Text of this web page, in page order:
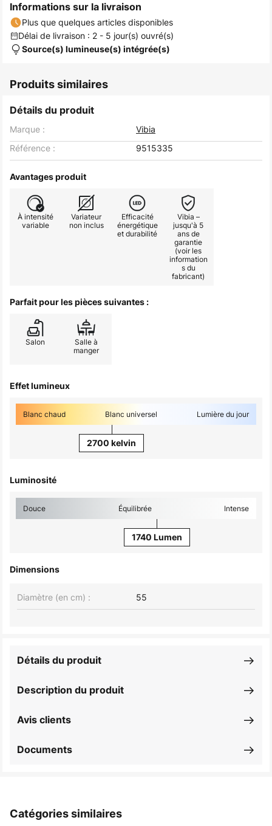
Informations sur la livraison
Plus que quelques articles disponibles
Délai de livraison : 2 - 5 jour(s) ouvré(s)
Source(s) lumineuse(s) intégrée(s)
Produits similaires
Détails du produit
Marque :
Vibia
Référence :
9515335
Avantages produit
À intensité
variable
Variateur
non inclus
Efficacité
énergétique
et durabilité
Vibia –
jusqu'à 5
ans de
garantie
(voir les
information
s du
fabricant)
Parfait pour les pièces suivantes :
Salon
Salle à
manger
Effet lumineux
Blanc chaud Blanc universel Lumière du jour
2700 kelvin
Luminosité
Douce Équilibrée Intense
1740 Lumen
Dimensions
Diamètre (en cm) : 55
Description du produit
Détails du produit
Avis clients
Documents
Catégories similaires